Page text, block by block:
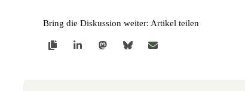
Bring die Diskussion weiter: Artikel teilen